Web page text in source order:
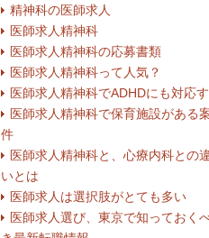
精神科の医師求人
医師求人精神科
医師求人精神科の応募書類
医師求人精神科って人気？
医師求人精神科でADHDにも対応
医師求人精神科で保育施設がある
件
医師求人精神科と、心療内科との
いとは
医師求人は選択肢がとても多い
医師求人選び、東京で知っておく